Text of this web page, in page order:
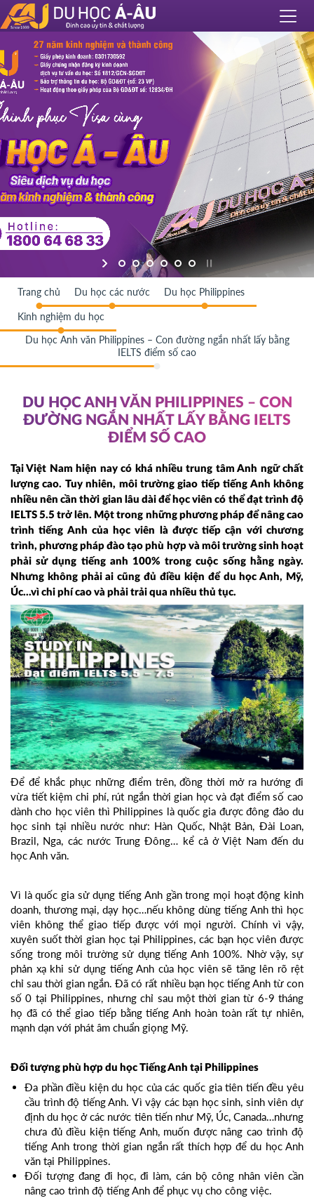
Trang chủ Du học các nước Du học Philippines
Kinh nghiệm du học
Du học Anh văn Philippines – Con đường ngắn nhất lấy bằng
IELTS điểm số cao
DU HỌC ANH VĂN PHILIPPINES – CON
ĐƯỜNG NGẮN NHẤT LẤY BẰNG IELTS
ĐIỂM SỐ CAO
Tại Việt Nam hiện nay có khá nhiều trung tâm Anh ngữ chất
lượng cao. Tuy nhiên, môi trường giao tiếp tiếng Anh không
nhiều nên cần thời gian lâu dài để học viên có thể đạt trình độ
IELTS 5.5 trở lên. Một trong những phương pháp để nâng cao
trình tiếng Anh của học viên là được tiếp cận với chương
trình, phương pháp đào tạo phù hợp và môi trường sinh hoạt
phải sử dụng tiếng anh 100% trong cuộc sống hằng ngày.
Nhưng không phải ai cũng đủ điều kiện để du học Anh, Mỹ,
Úc...vì chi phí cao và phải trải qua nhiều thủ tục.
Để để khắc phục những điểm trên, đồng thời mở ra hướng đi
vừa tiết kiệm chi phí, rút ngắn thời gian học và đạt điểm số cao
dành cho học viên thì Philippines là quốc gia được đông đảo du
học sinh tại nhiều nước như: Hàn Quốc, Nhật Bản, Đài Loan,
Brazil, Nga, các nước Trung Đông… kể cả ở Việt Nam đến du
học Anh văn.
Vì là quốc gia sử dụng tiếng Anh gần trong mọi hoạt động kinh
doanh, thương mại, dạy học…nếu không dùng tiếng Anh thì học
viên không thể giao tiếp được với mọi người. Chính vì vậy,
xuyên suốt thời gian học tại Philippines, các bạn học viên được
sống trong môi trường sử dụng tiếng Anh 100%. Nhờ vậy, sự
phản xạ khi sử dụng tiếng Anh của học viên sẽ tăng lên rõ rệt
chỉ sau thời gian ngắn. Đã có rất nhiều bạn học tiếng Anh từ con
số 0 tại Philippines, nhưng chỉ sau một thời gian từ 6-9 tháng
họ đã có thể giao tiếp bằng tiếng Anh hoàn toàn rất tự nhiên,
mạnh dạn với phát âm chuẩn giọng Mỹ.
Đối tượng phù hợp du học Tiếng Anh tại Philippines
Đa phần điều kiện du học của các quốc gia tiên tiến đều yêu
cầu trình độ tiếng Anh. Vì vậy các bạn học sinh, sinh viên dự
định du học ở các nước tiên tiến như Mỹ, Úc, Canada…nhưng
chưa đủ điều kiện tiếng Anh, muốn được nâng cao trình độ
tiếng Anh trong thời gian ngắn rất thích hợp để du học Anh
văn tại Philippines.
Đối tượng đang đi học, đi làm, cán bộ công nhân viên cần
nâng cao trình độ tiếng Anh để phục vụ cho công việc.